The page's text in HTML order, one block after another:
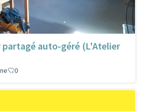
partagé auto-géré (L'Atelier
0